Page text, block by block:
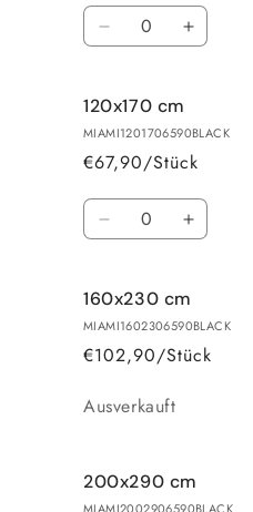
Anzahl
Verringere
für
80x300
cm
Erhöhe
80x300
cm
120x170 cm
MIAMI1201706590BLACK
€67,90/Stück
Anzahl
Verringere
für
120x170
cm
Erhöhe
für
120x170
cm
160x230 cm
MIAMI1602306590BLACK
€102,90/Stück
Anzahl
Ausverkauft
200x290 cm